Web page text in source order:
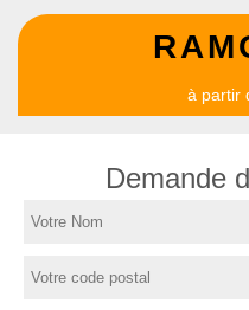
à partir
Demande